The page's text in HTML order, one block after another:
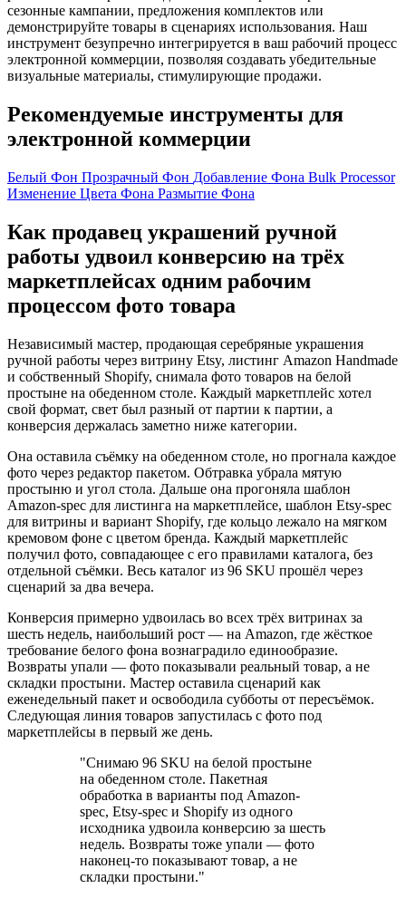
сезонные кампании, предложения комплектов или
демонстрируйте товары в сценариях использования. Наш
инструмент безупречно интегрируется в ваш рабочий процесс
электронной коммерции, позволяя создавать убедительные
визуальные материалы, стимулирующие продажи.
Рекомендуемые инструменты для
электронной коммерции
Белый Фон Прозрачный Фон Добавление Фона Bulk Processor
Изменение Цвета Фона Размытие Фона
Как продавец украшений ручной
работы удвоил конверсию на трёх
маркетплейсах одним рабочим
процессом фото товара
Независимый мастер, продающая серебряные украшения
ручной работы через витрину Etsy, листинг Amazon Handmade
и собственный Shopify, снимала фото товаров на белой
простыне на обеденном столе. Каждый маркетплейс хотел
свой формат, свет был разный от партии к партии, а
конверсия держалась заметно ниже категории.
Она оставила съёмку на обеденном столе, но прогнала каждое
фото через редактор пакетом. Обтравка убрала мятую
простыню и угол стола. Дальше она прогоняла шаблон
Amazon-spec для листинга на маркетплейсе, шаблон Etsy-spec
для витрины и вариант Shopify, где кольцо лежало на мягком
кремовом фоне с цветом бренда. Каждый маркетплейс
получил фото, совпадающее с его правилами каталога, без
отдельной съёмки. Весь каталог из 96 SKU прошёл через
сценарий за два вечера.
Конверсия примерно удвоилась во всех трёх витринах за
шесть недель, наибольший рост — на Amazon, где жёсткое
требование белого фона вознаградило единообразие.
Возвраты упали — фото показывали реальный товар, а не
складки простыни. Мастер оставила сценарий как
еженедельный пакет и освободила субботы от пересъёмок.
Следующая линия товаров запустилась с фото под
маркетплейсы в первый же день.
"Снимаю 96 SKU на белой простыне
на обеденном столе. Пакетная
обработка в варианты под Amazon-
spec, Etsy-spec и Shopify из одного
исходника удвоила конверсию за шесть
недель. Возвраты тоже упали — фото
наконец-то показывают товар, а не
складки простыни."